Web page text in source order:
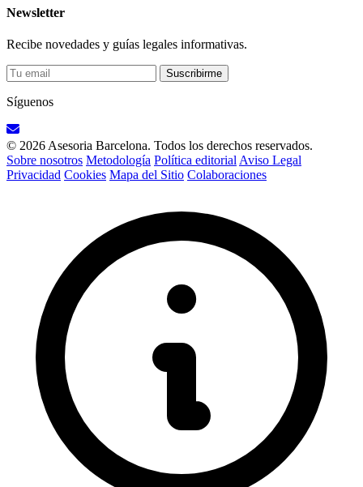
Newsletter
Recibe novedades y guías legales informativas.
Suscribirme
Síguenos
© 2026 Asesoria Barcelona. Todos los derechos reservados.
Sobre nosotros Metodología Política editorial Aviso Legal
Privacidad Cookies Mapa del Sitio Colaboraciones